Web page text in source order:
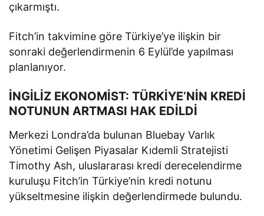
çıkarmıştı.
Fitch’in takvimine göre Türkiye’ye ilişkin bir
sonraki değerlendirmenin 6 Eylül’de yapılması
planlanıyor.
İNGİLİZ EKONOMİST: TÜRKİYE’NİN KREDİ
NOTUNUN ARTMASI HAK EDİLDİ
Merkezi Londra’da bulunan Bluebay Varlık
Yönetimi Gelişen Piyasalar Kıdemli Stratejisti
Timothy Ash, uluslararası kredi derecelendirme
kuruluşu Fitch’in Türkiye’nin kredi notunu
yükseltmesine ilişkin değerlendirmede bulundu.